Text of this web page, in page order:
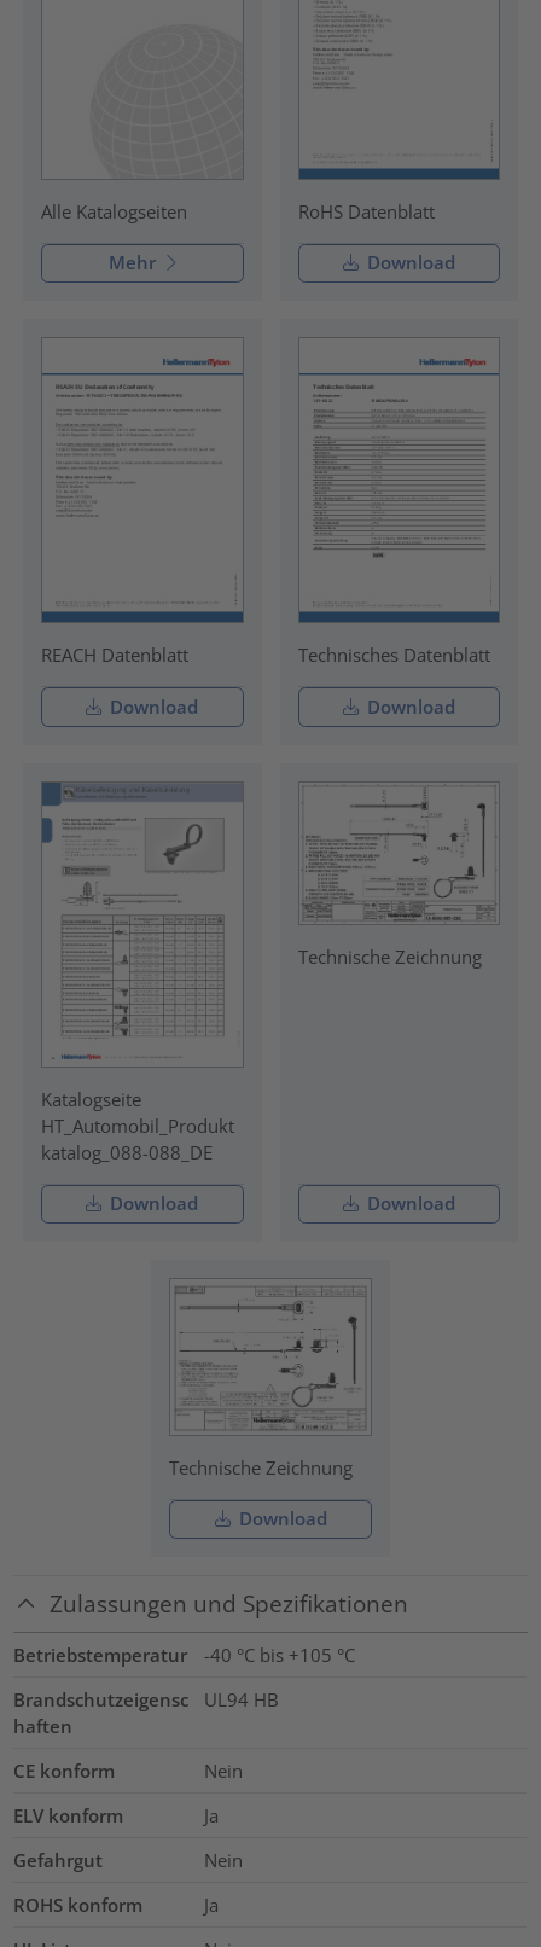
Alle Katalogseiten
Mehr
RoHS Datenblatt
Download
REACH Datenblatt
Download
Technisches Datenblatt
Download
Katalogseite
HT_Automobil_Produkt
katalog_088-088_DE
Download
Technische Zeichnung
Download
Technische Zeichnung
Download
Zulassungen und Spezifikationen
Betriebstemperatur
-40 °C bis +105 °C
Brandschutzeigensc
haften
UL94 HB
CE konform
Nein
ELV konform
Ja
Gefahrgut
Nein
ROHS konform
Ja